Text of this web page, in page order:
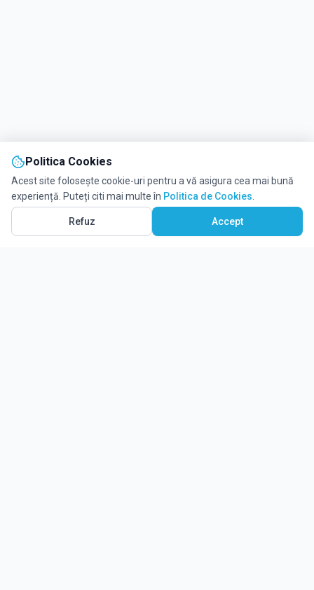
Politica Cookies
Acest site folosește cookie-uri pentru a vă asigura cea mai bună
experiență. Puteți citi mai multe în Politica de Cookies
Refuz Accept